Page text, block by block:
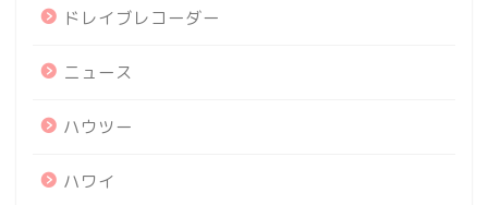
ドレイブレコーダー
ニュース
ハウツー
ハワイ